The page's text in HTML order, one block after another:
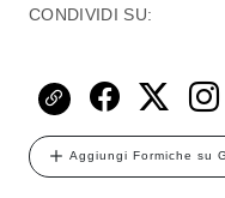
CONDIVIDI SU:
Aggiungi Formiche su